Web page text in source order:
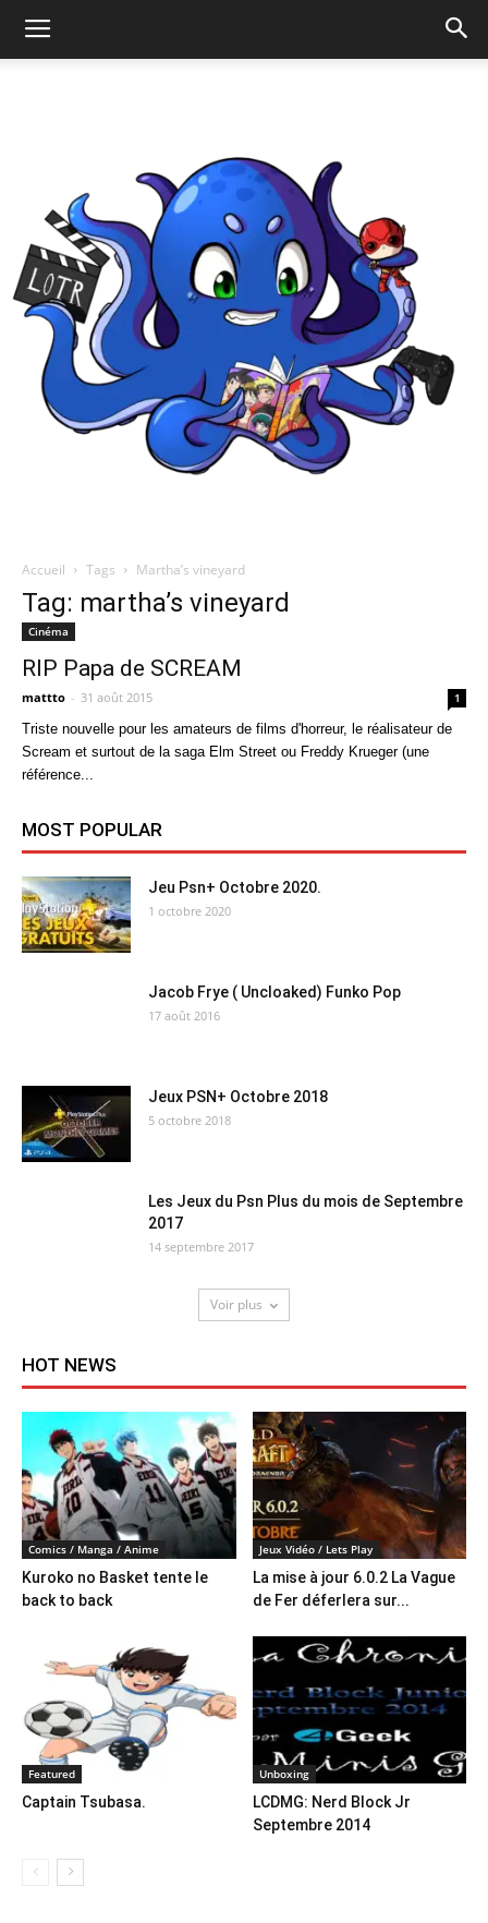
Quatregeek
Accueil Tags Martha’s vineyard
Tag: martha’s vineyard
Cinéma
RIP Papa de SCREAM
mattto - 31 août 2015 1
Triste nouvelle pour les amateurs de films d'horreur, le réalisateur de
Scream et surtout de la saga Elm Street ou Freddy Krueger (une
référence...
MOST POPULAR
Jeu Psn+ Octobre 2020.
1 octobre 2020
Jacob Frye ( Uncloaked) Funko Pop
17 août 2016
Jeux PSN+ Octobre 2018
5 octobre 2018
Les Jeux du Psn Plus du mois de Septembre
2017
14 septembre 2017
Voir plus
HOT NEWS
Comics / Manga / Anime
Kuroko no Basket tente le
back to back
Jeux Vidéo / Lets Play
La mise à jour 6.0.2 La Vague
de Fer déferlera sur...
Featured
Captain Tsubasa.
Unboxing
LCDMG: Nerd Block Jr
Septembre 2014